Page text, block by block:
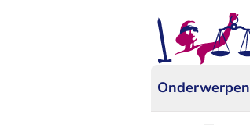
Onderwerpen